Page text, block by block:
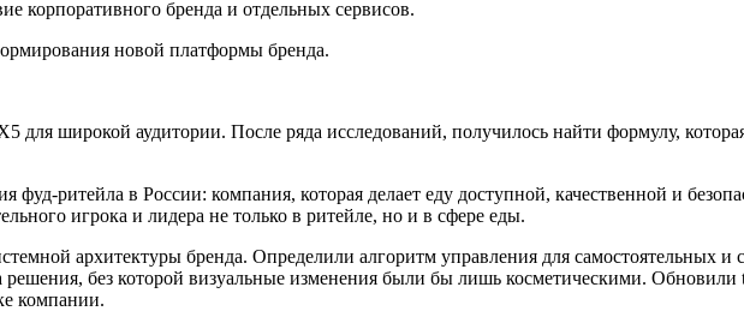
корпоративного бренда и отдельных сервисов.
новой платформы бренда.
для широкой аудитории. После ряда исследований, получилось найти формулу,
фуд-ритейла в России: компания, которая делает еду доступной, качественной и
игрока и лидера не только в ритейле, но и в сфере еды.
архитектуры бренда. Определили алгоритм управления для самостоятельных и
решения, без которой визуальные изменения были бы лишь косметическими.
компании.